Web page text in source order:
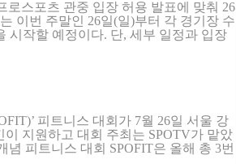
로스포츠 관중 입장 허용 발표에 맞춰 26
이번 주말인 26일(일)부터 각 경기장 수
시작할 예정이다. 단, 세부 일정과 입장
피트니스 대회가 7월 26일 서울 강
지원하고 대회 주최는 SPOTV가 맡았
피트니스 대회 SPOFIT은 올해 총 3번